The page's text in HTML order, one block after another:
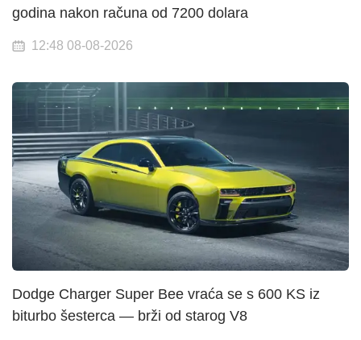
godina nakon računa od 7200 dolara
12:48 08-08-2026
Dodge Charger Super Bee vraća se s 600 KS iz
biturbo šesterca — brži od starog V8